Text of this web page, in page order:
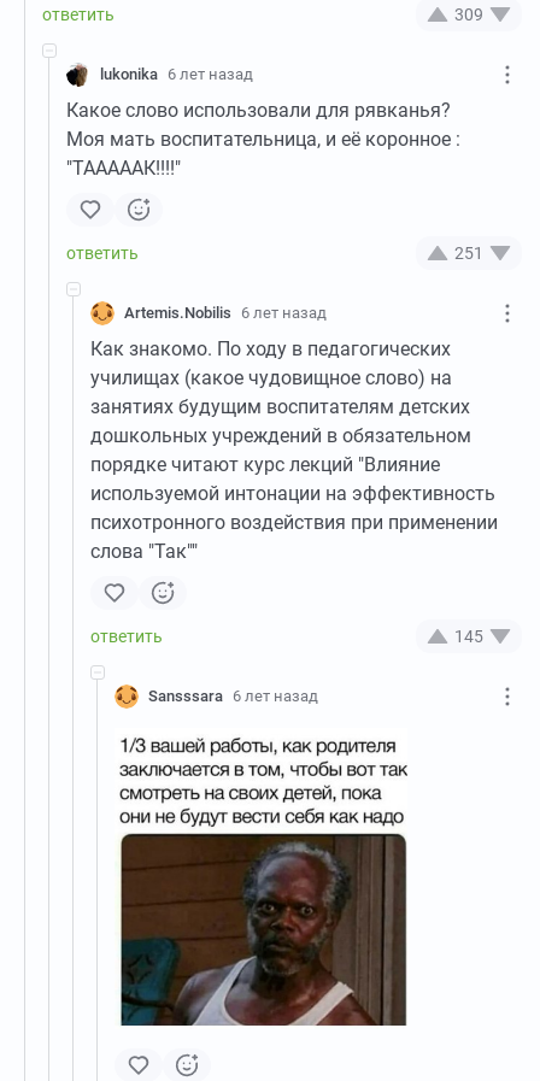
309
lukonika 6 лет назад
Какое слово использовали для рявканья?
Моя мать воспитательница, и её коронное :
"ТАААААК!!!!"
251
Artemis.Nobilis 6 лет назад
Как знакомо. По ходу в педагогических
училищах (какое чудовищное слово) на
занятиях будущим воспитателям детских
дошкольных учреждений в обязательном
порядке читают курс лекций "Влияние
используемой интонации на эффективность
психотронного воздействия при применении
слова "Так""
145
Sansssara 6 лет назад